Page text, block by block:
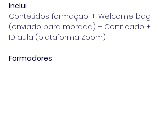
Inclui
Conteúdos formação + Welcome bag
(enviado para morada) + Certificado +
ID aula (plataforma Zoom)
Formadores